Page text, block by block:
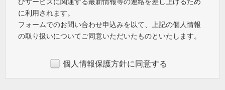
に利用されます。
フォームでのお問い合わせ申込みを以て、上記の個人情報
の取り扱いについてご同意いただいたものといたします。
個人情報保護方針に同意する